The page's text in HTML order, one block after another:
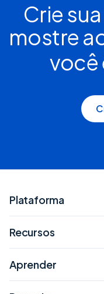
Crie
mostre
você
Plataforma
Recursos
Aprender